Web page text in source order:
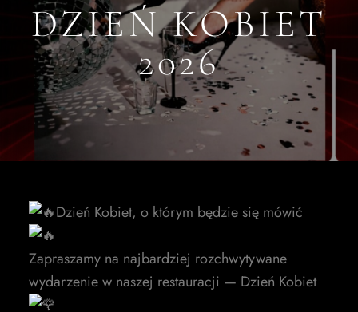
DZIEŃ KOBIET
2026
Dzień Kobiet, o którym będzie się mówić
Zapraszamy na najbardziej rozchwytywane
wydarzenie w naszej restauracji — Dzień Kobiet